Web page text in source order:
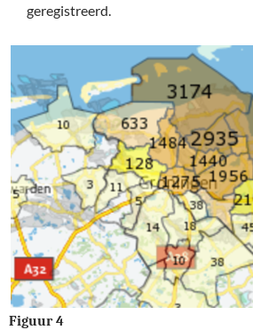
geregistreerd.
Figuur 4